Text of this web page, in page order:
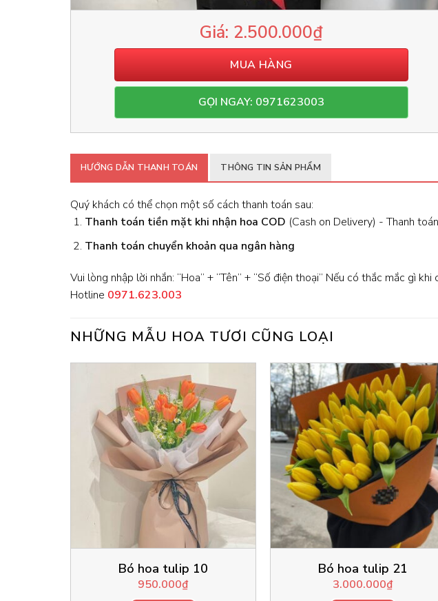
2.500.000₫
MUA HÀNG
GỌI NGAY: 0971623003
HƯỚNG DẪN THANH TOÁN THÔNG TIN SẢN PHẨM
Quý khách có thể chọn một số cách thanh toán sau:
Thanh toán tiền mặt khi nhận hoa COD (Cash on Delivery) - Thanh
Thanh toán chuyển khoản qua ngân hàng
Vui lòng nhập lời nhắn: “Hoa” + “Tên” + “Số điện thoại” Nếu có thắc mắc gì
Hotline 0971.623.003
NHỮNG MẪU HOA TƯƠI CŨNG LOẠI
Bó hoa tulip 10
950.000₫
Bó hoa tulip 21
3.000.000₫